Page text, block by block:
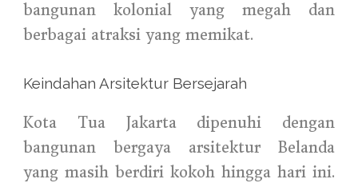
bangunan kolonial yang megah dan
berbagai atraksi yang memikat.
Keindahan Arsitektur Bersejarah
Kota Tua Jakarta dipenuhi dengan
bangunan bergaya arsitektur Belanda
yang masih berdiri kokoh hingga hari ini.